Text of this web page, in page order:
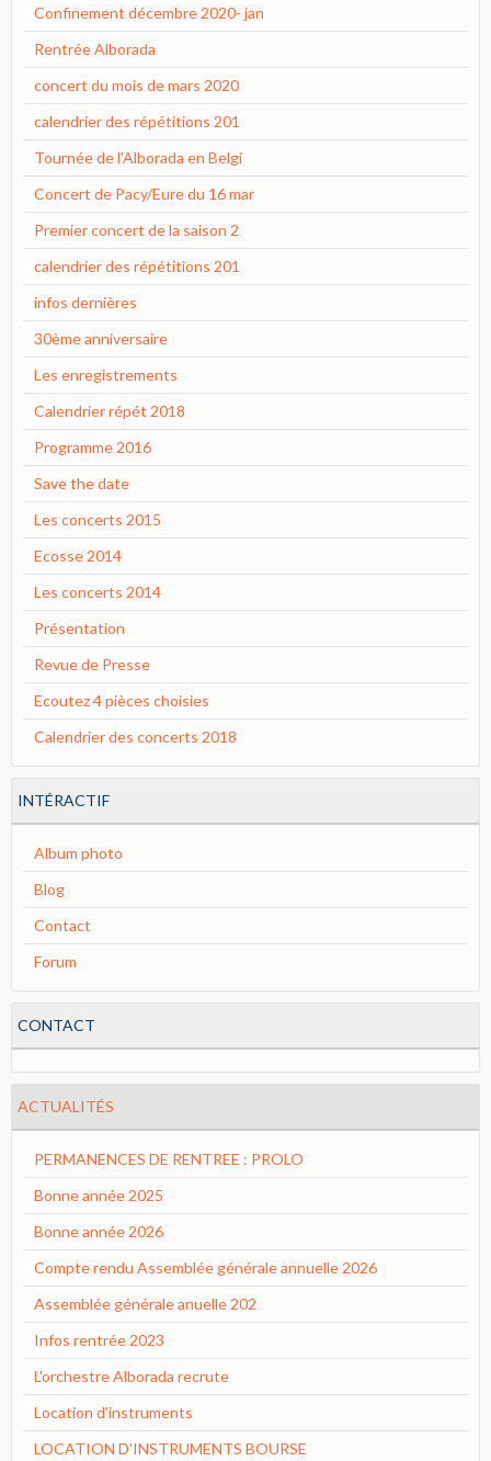
Confinement décembre 2020- jan
Rentrée Alborada
concert du mois de mars 2020
calendrier des répétitions 201
Tournée de l'Alborada en Belgi
Concert de Pacy/Eure du 16 mar
Premier concert de la saison 2
calendrier des répétitions 201
infos dernières
30ème anniversaire
Les enregistrements
Calendrier répét 2018
Programme 2016
Save the date
Les concerts 2015
Ecosse 2014
Les concerts 2014
Présentation
Revue de Presse
Ecoutez 4 pièces choisies
Calendrier des concerts 2018
INTÉRACTIF
Album photo
Blog
Contact
Forum
CONTACT
ACTUALITÉS
PERMANENCES DE RENTREE : PROLO
Bonne année 2025
Bonne année 2026
Compte rendu Assemblée générale annuelle 2026
Assemblée générale anuelle 202
Infos rentrée 2023
L'orchestre Alborada recrute
Location d'instruments
LOCATION D'INSTRUMENTS BOURSE